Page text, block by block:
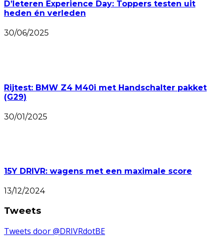
D’Ieteren Experience Day: Toppers testen uit
heden én verleden
30/06/2025
Rijtest: BMW Z4 M40i met Handschalter pakket
(G29)
30/01/2025
15Y DRIVR: wagens met een maximale score
13/12/2024
Tweets
Tweets door @DRIVRdotBE